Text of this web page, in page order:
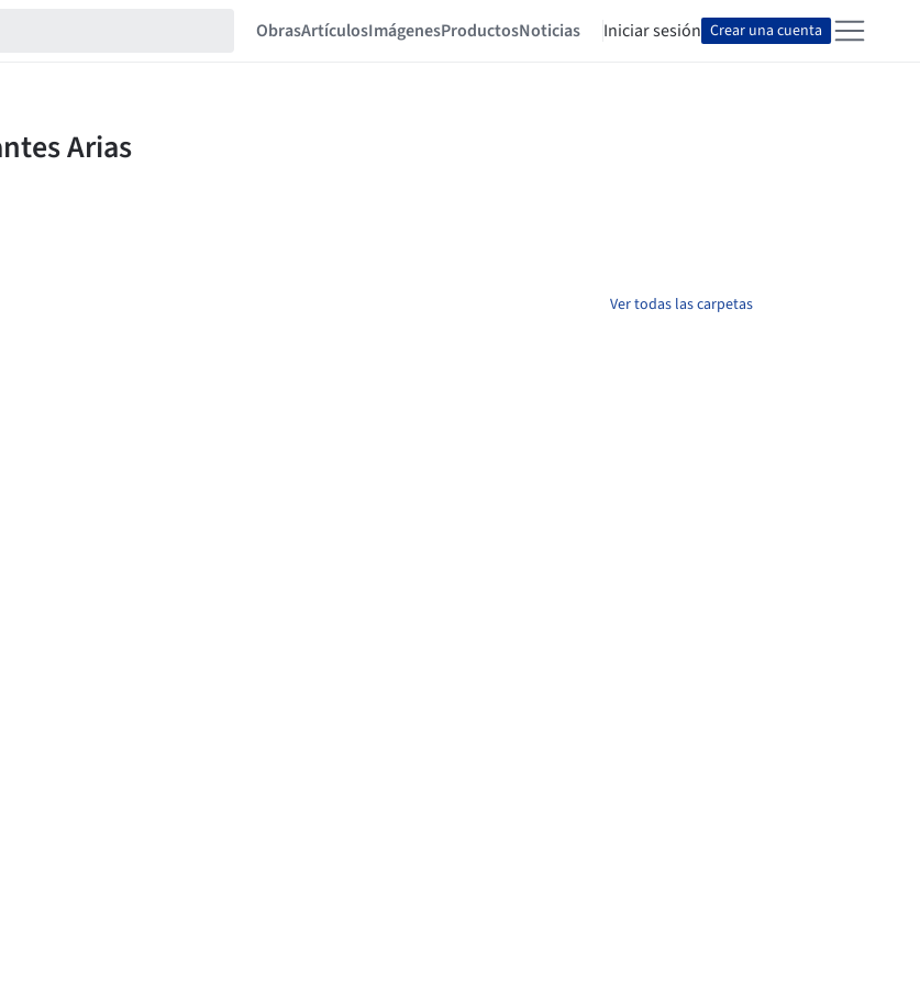
ObrasArtículosImágenesProductosNoticias Iniciar sesión Crear una cuenta
Ver todas las carpetas